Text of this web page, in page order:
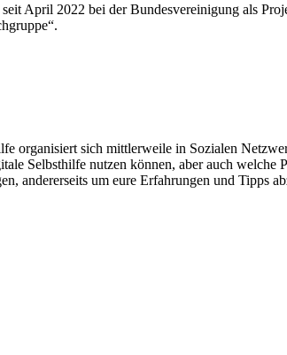
April 2022 bei der Bundesvereinigung als
organisiert sich mittlerweile in Sozialen
Selbsthilfe nutzen können, aber auch welche
andererseits um eure Erfahrungen und Tipps